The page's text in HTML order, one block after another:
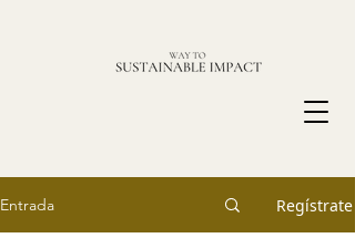
Entrada Regístrate